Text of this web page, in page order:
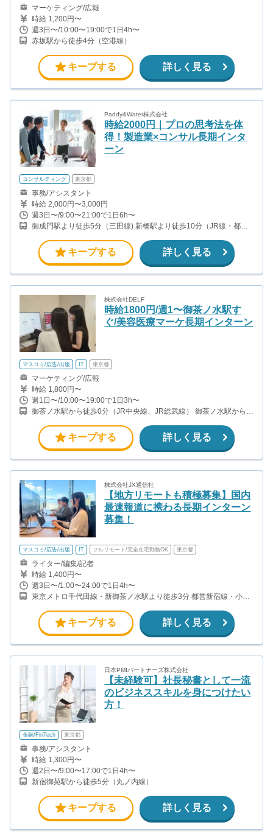
マーケティング/広報
時給 1,200円〜
週3日〜/10:00〜19:00で1日4h〜
赤坂駅から徒歩4分（空港線）
キープする 詳しく見る
Paddy&Water株式会社
時給2000円｜プロの思考法を体
得！製造業×コンサル長期インタ
ーン
コンサルティング 東京都
事務/アシスタント
時給 2,000円〜3,000円
週3日〜/9:00〜21:00で1日6h〜
御成門駅より徒歩5分（三田線) 新橋駅より徒歩10分（JR線・都営
キープする 詳しく見る
株式会社DELF
時給1800円/週1〜御茶ノ水駅す
ぐ/美容医療マーケ長期インターン
マスコミ/広告/出版 IT 東京都
マーケティング/広報
時給 1,800円〜
週1日〜/10:00〜19:00で1日3h〜
御茶ノ水駅から徒歩0分（JR中央線、JR総武線） 御茶ノ水駅から徒
トロ千代田線）
キープする 詳しく見る
株式会社JX通信社
【地方リモートも積極募集】国内
最速報道に携わる長期インターン
募集！
マスコミ/広告/出版 IT フルリモート/完全在宅勤務OK 東京都
ライター/編集/記者
時給 1,400円〜
週3日〜/1:00〜24:00で1日4h〜
東京メトロ千代田線・新御茶ノ水駅より徒歩3分 都営新宿線・小川
田駅･御茶ノ水駅、東西線の竹橋駅、半蔵門線･三田線の神保町駅も
徒歩圏内
キープする 詳しく見る
日本PMIパートナーズ株式会社
【未経験可】社長秘書として一流
のビジネススキルを身につけたい
方！
金融/FinTech 東京都
事務/アシスタント
時給 1,300円〜
週2日〜/9:00〜17:00で1日4h〜
新宿御苑駅から徒歩5分（丸ノ内線）
キープする 詳しく見る